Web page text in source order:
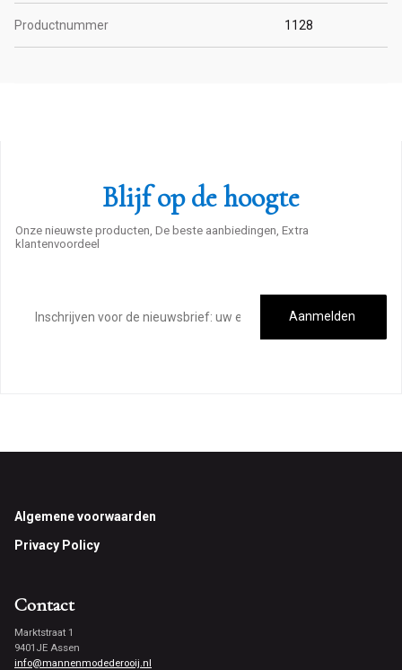
Productnummer 1128
Blijf op de hoogte
Onze nieuwste producten, De beste aanbiedingen, Extra
klantenvoordeel
mailadres
Aanmelden
Footer
Algemene voorwaarden
Privacy Policy
Contact
Marktstraat 1
9401JE Assen
info@mannenmodederooij.nl